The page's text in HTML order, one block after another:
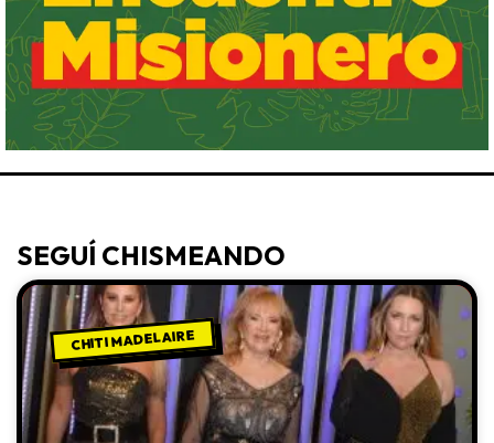
SEGUÍ CHISMEANDO
CHITI MADELAIRE